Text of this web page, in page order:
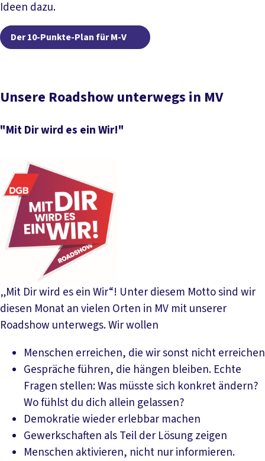
Ideen dazu.
Der 10-Punkte-Plan für M-V Der 10-Punkte-Plan für
Unsere Roadshow unterwegs in MV
"Mit Dir wird es ein Wir!"
„Mit Dir wird es ein Wir“! Unter diesem Motto sind wir
diesen Monat an vielen Orten in MV mit unserer
Roadshow unterwegs. Wir wollen
Menschen erreichen, die wir sonst nicht erreichen
Gespräche führen, die hängen bleiben. Echte
Fragen stellen: Was müsste sich konkret ändern?
Wo fühlst du dich allein gelassen?
Demokratie wieder erlebbar machen
Gewerkschaften als Teil der Lösung zeigen
Menschen aktivieren, nicht nur informieren.